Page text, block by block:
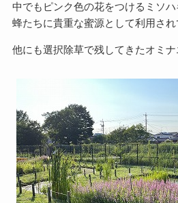
中でもピンク色の花をつけるミソハ
蜂たちに貴重な蜜源として利用され
他にも選択除草で残してきたオミナ